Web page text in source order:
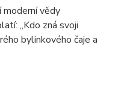
moderní vědy
„Kdo zná svoji
bylinkového čaje a